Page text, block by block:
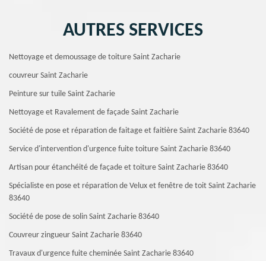
AUTRES SERVICES
Nettoyage et demoussage de toiture Saint Zacharie
couvreur Saint Zacharie
Peinture sur tuile Saint Zacharie
Nettoyage et Ravalement de façade Saint Zacharie
Société de pose et réparation de faitage et faitière Saint Zacharie 83640
Service d'intervention d'urgence fuite toiture Saint Zacharie 83640
Artisan pour étanchéité de façade et toiture Saint Zacharie 83640
Spécialiste en pose et réparation de Velux et fenêtre de toit Saint Zacharie
83640
Société de pose de solin Saint Zacharie 83640
Couvreur zingueur Saint Zacharie 83640
Travaux d'urgence fuite cheminée Saint Zacharie 83640